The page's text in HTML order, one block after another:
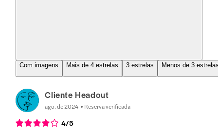
Com imagens Mais de 4 estrelas 3 estrelas Menos de 3
Cliente Headout
ago. de 2024 Reserva verificada
4/5